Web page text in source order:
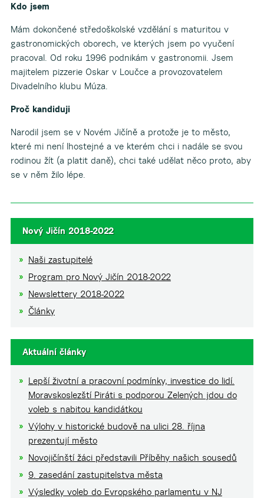
Kdo jsem
Mám dokončené středoškolské vzdělání s maturitou v
gastronomických oborech, ve kterých jsem po vyučení
pracoval. Od roku 1996 podnikám v gastronomii. Jsem
majitelem pizzerie Oskar v Loučce a provozovatelem
Divadelního klubu Múza.
Proč kandiduji
Narodil jsem se v Novém Jičíně a protože je to město,
které mi není lhostejné a ve kterém chci i nadále se svou
rodinou žít (a platit daně), chci také udělat něco proto, aby
se v něm žilo lépe.
Nový Jičín 2018-2022
Naši zastupitelé
Program pro Nový Jičín 2018-2022
Newslettery 2018-2022
Články
Aktuální články
Lepší životní a pracovní podmínky, investice do lidí.
Moravskoslezští Piráti s podporou Zelených jdou do
voleb s nabitou kandidátkou
Výlohy v historické budově na ulici 28. října
prezentují město
Novojičínští žáci představili Příběhy našich sousedů
9. zasedání zastupitelstva města
Výsledky voleb do Evropského parlamentu v NJ